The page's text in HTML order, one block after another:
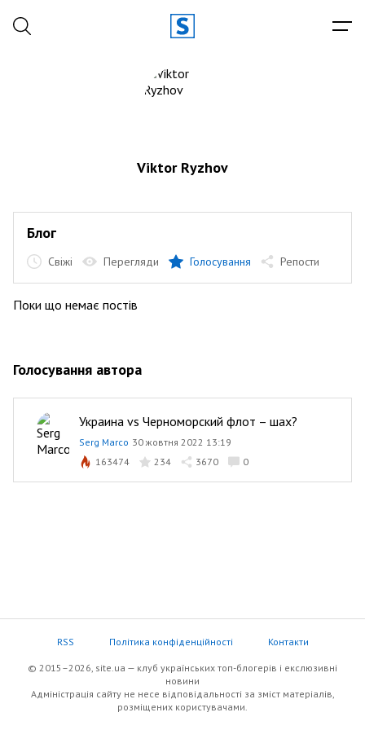
Viktor Ryzhov
Блог
Свіжі Перегляди Голосування Репости
Поки що немає постів
Голосування автора
Украина vs Черноморский флот – шах?
Serg Marco 30 жовтня 2022 13:19
163474
234 3670 0
RSS Політика конфіденційності Контакти
© 2015–2026, site.ua — клуб українських топ-блогерів i екслюзивнi
новини
Адміністрація сайту не несе відповідальності за зміст матеріалів,
розміщених користувачами.